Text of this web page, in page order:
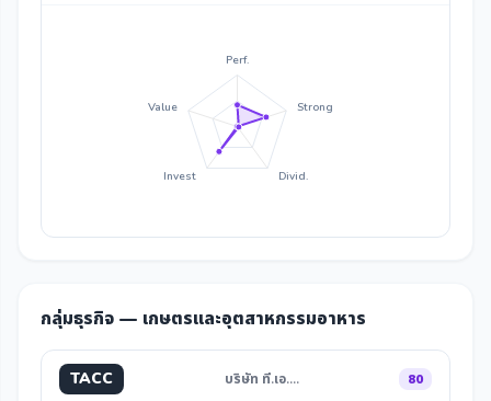
Perf.
Strong
Divid.
Invest
Value
กลุ่มธุรกิจ — เกษตรและอุตสาหกรรมอาหาร
TACC บริษัท ที.เอ.… 80